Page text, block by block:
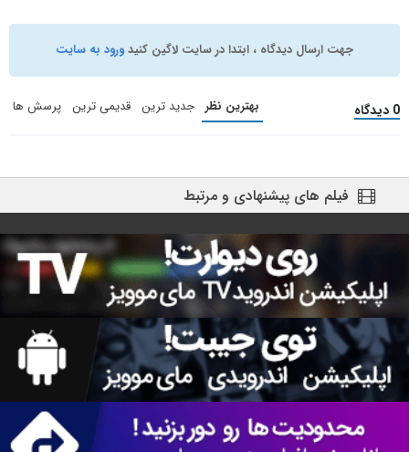
جهت ارسال دیدگاه ، ابتدا در سایت لاگین کنیدورود به سایت
0 دیدگاه بهترین نظر جدید ترین قدیمی ترین پرسش ها
فیلم های پیشنهادی و مرتبط